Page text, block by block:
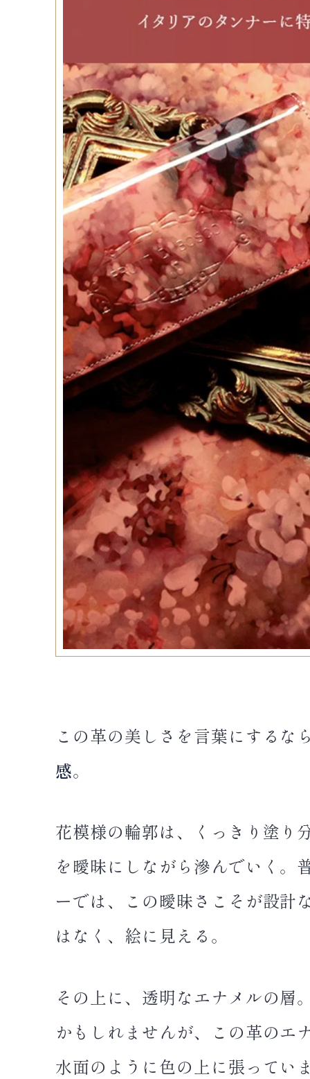
この革の美しさを言葉にする
感。
花模様の輪郭は、くっきり塗り
を曖昧にしながら滲んでいく。
ーでは、この曖昧さこそが設計
はなく、絵に見える。
その上に、透明なエナメルの層
かもしれませんが、この革のエ
水面のように色の上に張ってい